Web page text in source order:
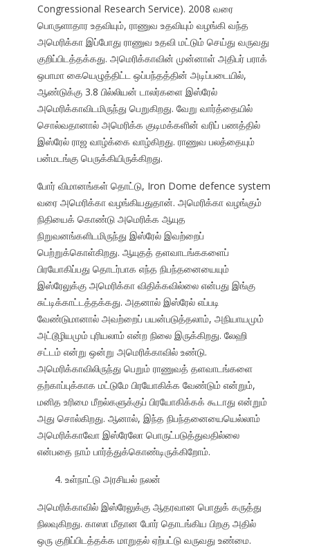
Congressional Research Service). 2008 வரை
பொருளாதார உதவியும், ராணுவ உதவியும் வழங்கி வந்த
அமெரிக்கா இப்போது ராணுவ உதவி மட்டும் செய்து வருவது
குறிப்பிடத்தக்கது. அமெரிக்காவின் முன்னாள் அதிபர் பராக்
ஒபாமா கையெழுத்திட்ட ஒப்பந்தத்தின் அடிப்படையில்,
ஆண்டுக்கு 3.8 பில்லியன் டாலர்களை இஸ்ரேல்
அமெரிக்காவிடமிருந்து பெறுகிறது. வேறு வார்த்தையில்
சொல்வதானால் அமெரிக்க குடிமக்களின் வரிப் பணத்தில்
இஸ்ரேல் ராஜ வாழ்க்கை வாழ்கிறது. ராணுவ பலத்தையும்
பன்மடங்கு பெருக்கியிருக்கிறது.
போர் விமானங்கள் தொட்டு, Iron Dome defence system
வரை அமெரிக்கா வழங்கியதுதான். அமெரிக்கா வழங்கும்
நிதியைக் கொண்டு அமெரிக்க ஆயுத
நிறுவனங்களிடமிருந்து இஸ்ரேல் இவற்றைப்
பெற்றுக்கொள்கிறது. ஆயுதத் தளவாடங்ககளைப்
பிரயோகிப்பது தொடர்பாக எந்த நிபந்தனையையும்
இஸ்ரேலுக்கு அமெரிக்கா விதிக்கவில்லை என்பது இங்கு
சுட்டிக்காட்டத்தக்கது. அதனால் இஸ்ரேல் எப்படி
வேண்டுமானால் அவற்றைப் பயன்படுத்தலாம், அநியாயமும்
அட்டூழியமும் புரியலாம் என்ற நிலை இருக்கிறது. லேஹி
சட்டம் என்று ஒன்று அமெரிக்காவில் உண்டு.
அமெரிக்காவிலிருந்து பெறும் ராணுவத் தளவாடங்களை
தற்காப்புக்காக மட்டுமே பிரயோகிக்க வேண்டும் என்றும்,
மனித உரிமை மீறல்களுக்குப் பிரயோகிக்கக் கூடாது என்றும்
அது சொல்கிறது. ஆனால், இந்த நிபந்தனையையெல்லாம்
அமெரிக்காவோ இஸ்ரேலோ பொருட்படுத்துவதில்லை
என்பதை நாம் பார்த்துக்கொண்டிருக்கிறோம்.
உள்நாட்டு அரசியல் நலன்
அமெரிக்காவில் இஸ்ரேலுக்கு ஆதரவான பொதுக் கருத்து
நிலவுகிறது. காஸா மீதான போர் தொடங்கிய பிறகு அதில்
ஒரு குறிப்பிடத்தக்க மாறுதல் ஏற்பட்டு வருவது உண்மை.